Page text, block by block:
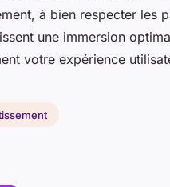
à bien respecter les
une immersion
votre expérience